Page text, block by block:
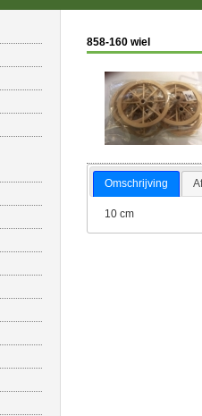
858-160 wiel
Omschrijving
10 cm